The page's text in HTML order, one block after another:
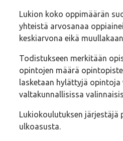
Lukion koko oppimäärän
yhteistä arvosanaa
keskiarvona eikä
Todistukseen merkitään
opintojen määrä
lasketaan hylättyjä opintoja
valtakunnallisissa
Lukiokoulutuksen järjestäjä
ulkoasusta.